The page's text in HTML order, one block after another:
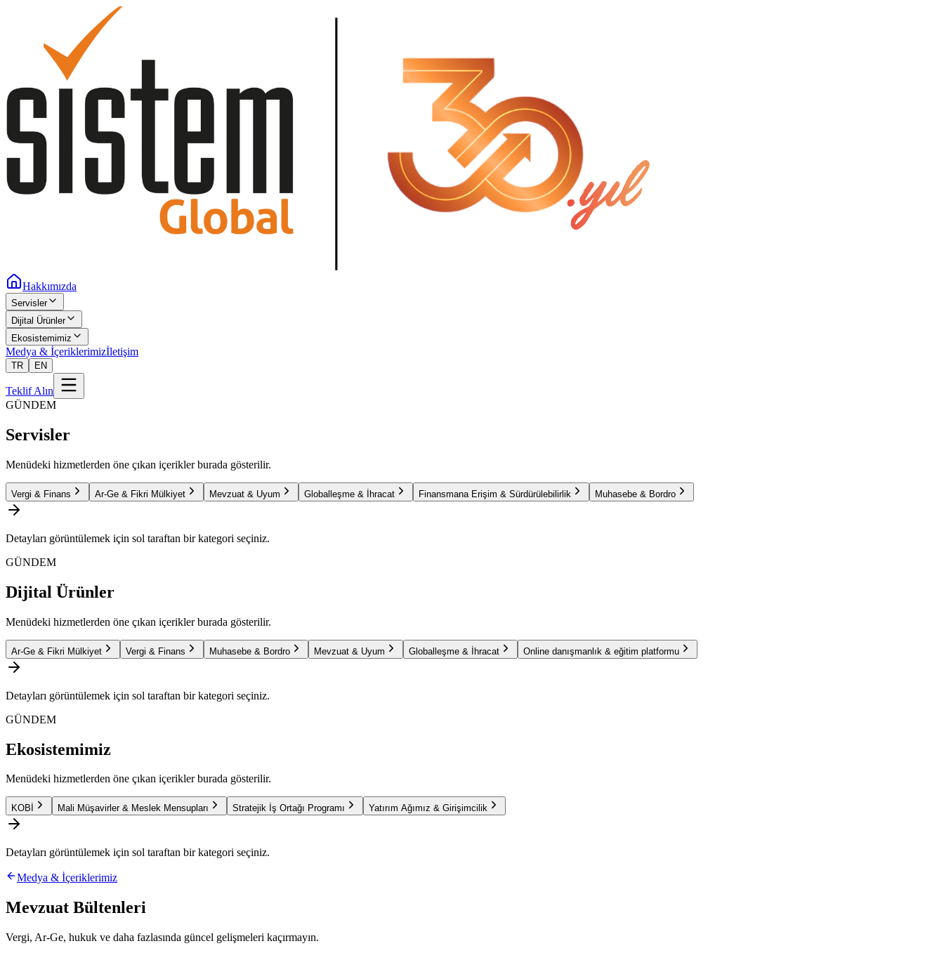
Hakkımızda
Servisler
Dijital Ürünler
Ekosistemimiz
Medya & İçeriklerimizİletişim
TR EN
Teklif Alın
GÜNDEM
Servisler
Menüdeki hizmetlerden öne çıkan içerikler burada gösterilir.
Vergi & Finans Ar-Ge & Fikri Mülkiyet Mevzuat & Uyum Globalleşme & İhracat Finansmana Erişim & Sürdürülebilirlik Muhasebe & Bordro
Detayları görüntülemek için sol taraftan bir kategori seçiniz.
GÜNDEM
Dijital Ürünler
Menüdeki hizmetlerden öne çıkan içerikler burada gösterilir.
Ar-Ge & Fikri Mülkiyet Vergi & Finans Muhasebe & Bordro Mevzuat & Uyum Globalleşme & İhracat Online danışmanlık & eğitim platformu
Detayları görüntülemek için sol taraftan bir kategori seçiniz.
GÜNDEM
Ekosistemimiz
Menüdeki hizmetlerden öne çıkan içerikler burada gösterilir.
KOBİ Mali Müşavirler & Meslek Mensupları Stratejik İş Ortağı Programı Yatırım Ağımız & Girişimcilik
Detayları görüntülemek için sol taraftan bir kategori seçiniz.
Medya & İçeriklerimiz
Mevzuat Bültenleri
Vergi, Ar-Ge, hukuk ve daha fazlasında güncel gelişmeleri kaçırmayın.